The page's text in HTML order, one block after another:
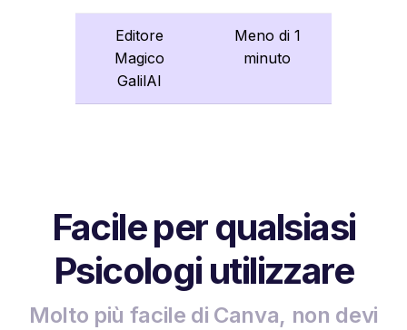
Editore
Magico
GalilAI
Meno di 1
minuto
Facile per qualsiasi
Psicologi utilizzare
Molto più facile di Canva, non devi